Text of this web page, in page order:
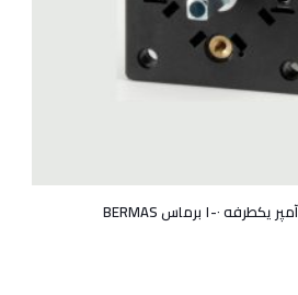
کلید گردان سه فاز ۱۶ آمپر یکطرفه ۰-۱ برماس BERMAS